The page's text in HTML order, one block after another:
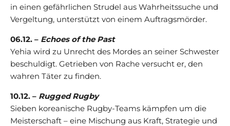
in einen gefährlichen Strudel aus Wahrheitssuche und
Vergeltung, unterstützt von einem Auftragsmörder.
06.12. – Echoes of the Past
Yehia wird zu Unrecht des Mordes an seiner Schwester
beschuldigt. Getrieben von Rache versucht er, den
wahren Täter zu finden.
10.12. – Rugged Rugby
Sieben koreanische Rugby-Teams kämpfen um die
Meisterschaft – eine Mischung aus Kraft, Strategie und